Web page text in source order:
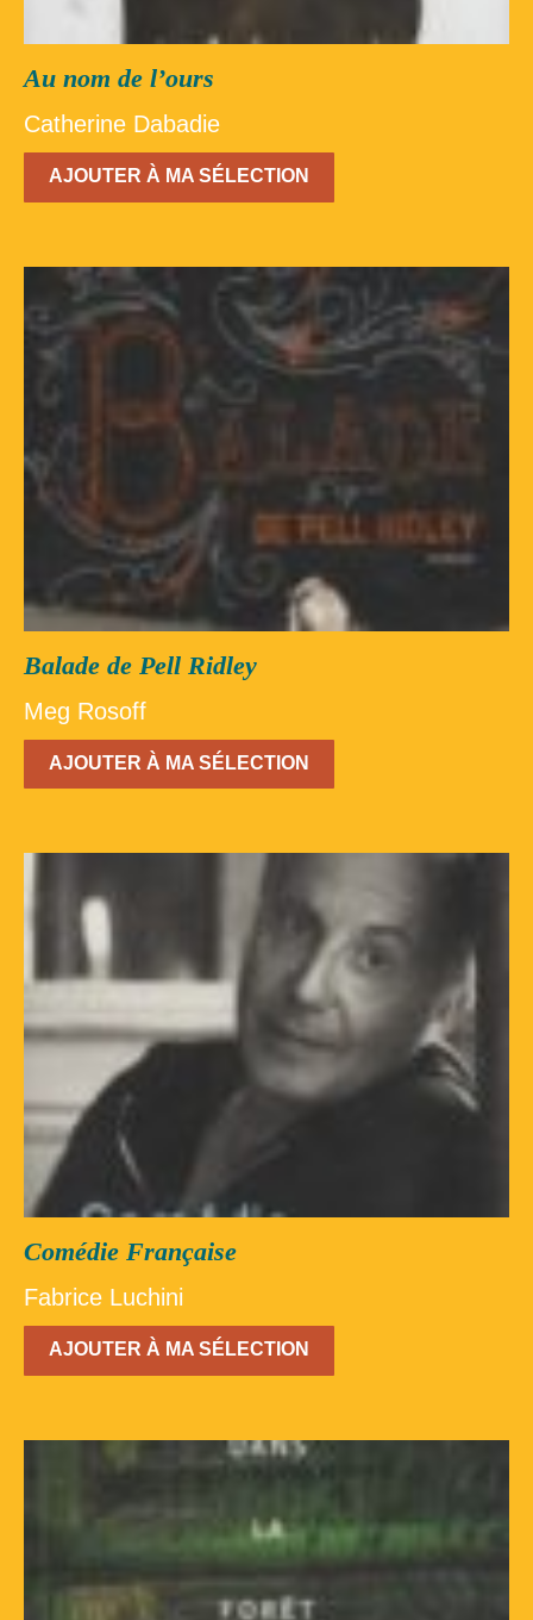
Au nom de l’ours
Catherine Dabadie
AJOUTER À MA SÉLECTION
Balade de Pell Ridley
Meg Rosoff
AJOUTER À MA SÉLECTION
Comédie Française
Fabrice Luchini
AJOUTER À MA SÉLECTION